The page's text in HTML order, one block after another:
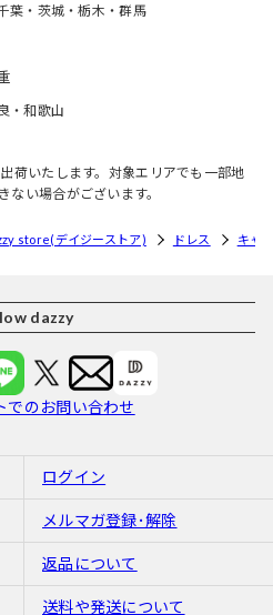
葉・茨城・栃木・群馬
・和歌山
荷いたします。対象エリアでも一部地
ない場合がございます。
store(デイジーストア) ドレス キャ
dazzy
でのお問い合わせ
ログイン
メルマガ登録･解除
返品について
送料や発送について